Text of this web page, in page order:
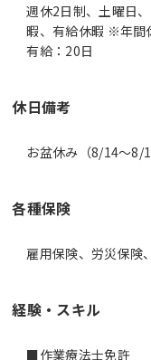
週休2日制、土曜日
暇、有給休暇 ※年間
有給：20日
休日備考
お盆休み（8/14～8/
各種保険
雇用保険、労災保険
経験・スキル
■作業療法士免許